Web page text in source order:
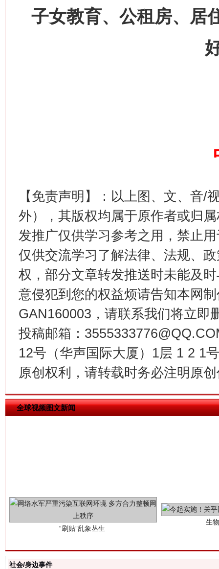
子女教育、公租房、
【免责声明】：以上图、文、音/
外），其版权均属于原作者或归
发推广仅供学习参考之用，禁止
仅供交流学习了解法律、法规、
权，部分文章转发推送时未能及
意侵犯到您的权益烦请告知本网
GAN160003，请联系我们将立即
投稿邮箱：
12号（华声国际大厦）1层 1 2 1
原创权利，请转载时务必注明原
全球视频图文新闻
在谋一域中谋全局
今
习近平的博鳌关键词
魏明
社会/身边事件